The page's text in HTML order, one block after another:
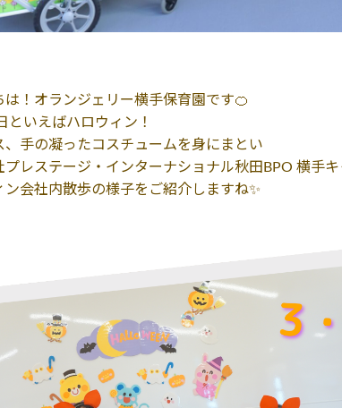
は！オランジェリー横手保育園です🍊
といえばハロウィン！
、手の凝ったコスチュームを身にまとい
プレステージ・インターナショナル秋田BPO 横手
ン会社内散歩の様子をご紹介しますね✨